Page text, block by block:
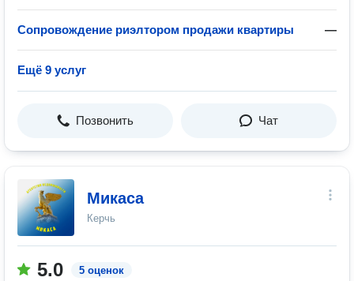
Сопровождение риэлтором продажи квартиры —
Ещё 9 услуг
Позвонить Чат
Микаса
Керчь
5.0 5 оценок